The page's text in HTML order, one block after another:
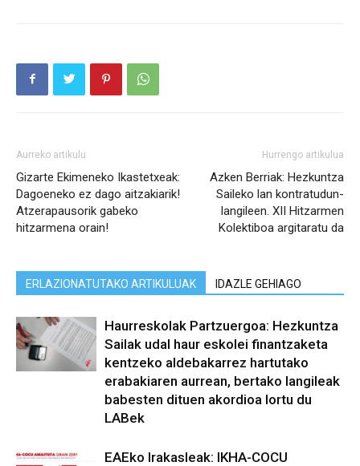
Aurreko artikulu
Gizarte Ekimeneko Ikastetxeak:
Dagoeneko ez dago aitzakiarik!
Atzerapausorik gabeko
hitzarmena orain!
Hurrengo artikulua
Azken Berriak: Hezkuntza
Saileko lan kontratudun-
langileen. XII Hitzarmen
Kolektiboa argitaratu da
ERLAZIONATUTAKO ARTIKULUAK IDAZLE GEHIAGO
Haurreskolak Partzuergoa: Hezkuntza
Sailak udal haur eskolei finantzaketa
kentzeko aldebakarrez hartutako
erabakiaren aurrean, bertako langileak
babesten dituen akordioa lortu du
LABek
EAEko Irakasleak: IKHA-COCU